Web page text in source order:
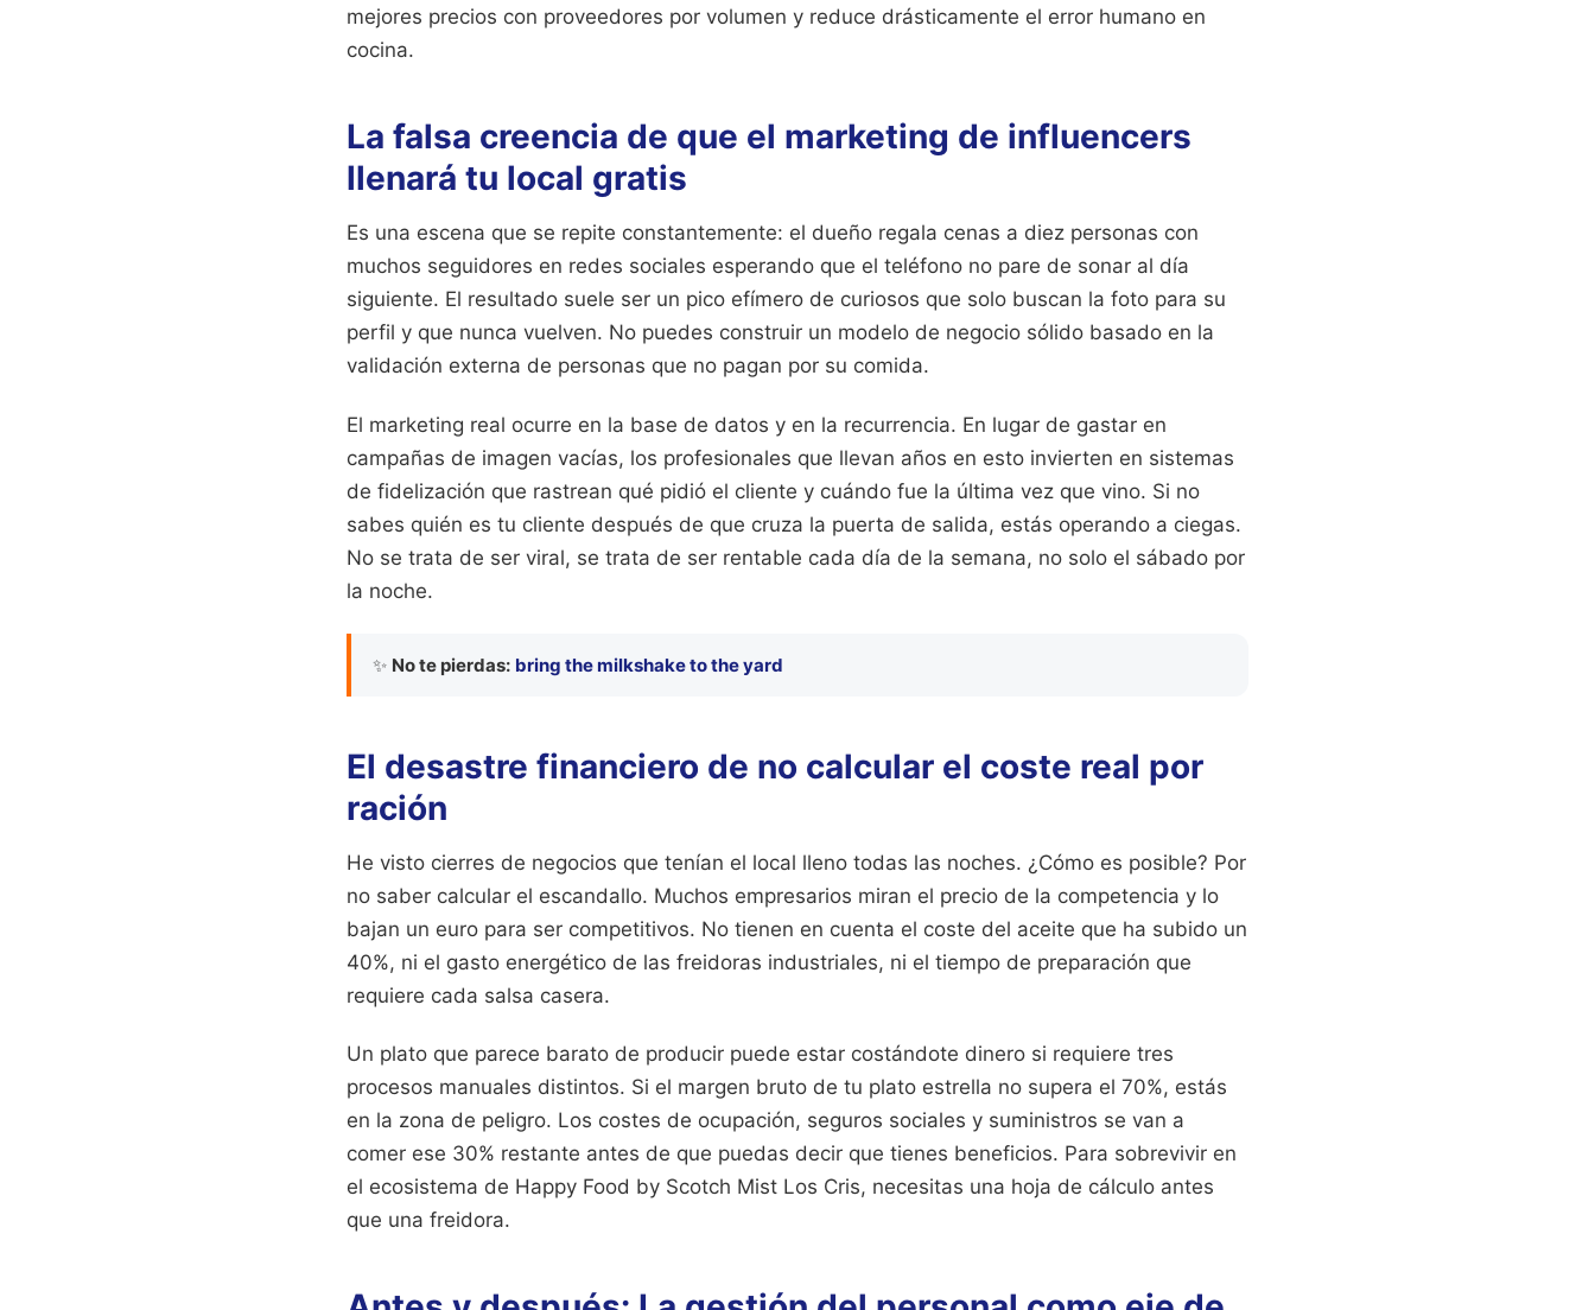
mejores precios con proveedores por volumen y reduce drásticamente el error humano en
cocina.
La falsa creencia de que el marketing de influencers
llenará tu local gratis
Es una escena que se repite constantemente: el dueño regala cenas a diez personas con
muchos seguidores en redes sociales esperando que el teléfono no pare de sonar al día
siguiente. El resultado suele ser un pico efímero de curiosos que solo buscan la foto para su
perfil y que nunca vuelven. No puedes construir un modelo de negocio sólido basado en la
validación externa de personas que no pagan por su comida.
El marketing real ocurre en la base de datos y en la recurrencia. En lugar de gastar en
campañas de imagen vacías, los profesionales que llevan años en esto invierten en sistemas
de fidelización que rastrean qué pidió el cliente y cuándo fue la última vez que vino. Si no
sabes quién es tu cliente después de que cruza la puerta de salida, estás operando a ciegas.
No se trata de ser viral, se trata de ser rentable cada día de la semana, no solo el sábado por
la noche.
✨ No te pierdas: bring the milkshake to the yard
El desastre financiero de no calcular el coste real por
ración
He visto cierres de negocios que tenían el local lleno todas las noches. ¿Cómo es posible? Por
no saber calcular el escandallo. Muchos empresarios miran el precio de la competencia y lo
bajan un euro para ser competitivos. No tienen en cuenta el coste del aceite que ha subido un
40%, ni el gasto energético de las freidoras industriales, ni el tiempo de preparación que
requiere cada salsa casera.
Un plato que parece barato de producir puede estar costándote dinero si requiere tres
procesos manuales distintos. Si el margen bruto de tu plato estrella no supera el 70%, estás
en la zona de peligro. Los costes de ocupación, seguros sociales y suministros se van a
comer ese 30% restante antes de que puedas decir que tienes beneficios. Para sobrevivir en
el ecosistema de Happy Food by Scotch Mist Los Cris, necesitas una hoja de cálculo antes
que una freidora.